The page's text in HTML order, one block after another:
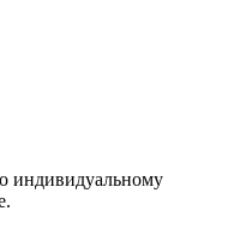
индивидуальному